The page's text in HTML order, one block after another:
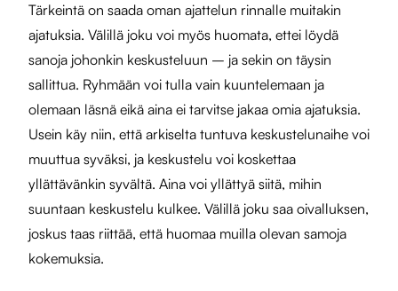
Tärkeintä on saada oman ajattelun rinnalle muitakin
ajatuksia. Välillä joku voi myös huomata, ettei löydä
sanoja johonkin keskusteluun – ja sekin on täysin
sallittua. Ryhmään voi tulla vain kuuntelemaan ja
olemaan läsnä eikä aina ei tarvitse jakaa omia ajatuksia.
Usein käy niin, että arkiselta tuntuva keskustelunaihe voi
muuttua syväksi, ja keskustelu voi koskettaa
yllättävänkin syvältä. Aina voi yllättyä siitä, mihin
suuntaan keskustelu kulkee. Välillä joku saa oivalluksen,
joskus taas riittää, että huomaa muilla olevan samoja
kokemuksia.